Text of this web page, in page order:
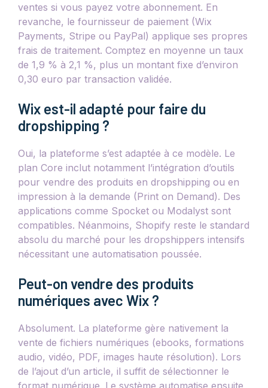
ventes si vous payez votre abonnement. En
revanche, le fournisseur de paiement (Wix
Payments, Stripe ou PayPal) applique ses propres
frais de traitement. Comptez en moyenne un taux
de 1,9 % à 2,1 %, plus un montant fixe d’environ
0,30 euro par transaction validée.
Wix est-il adapté pour faire du
dropshipping ?
Oui, la plateforme s’est adaptée à ce modèle. Le
plan Core inclut notamment l’intégration d’outils
pour vendre des produits en dropshipping ou en
impression à la demande (Print on Demand). Des
applications comme Spocket ou Modalyst sont
compatibles. Néanmoins, Shopify reste le standard
absolu du marché pour les dropshippers intensifs
nécessitant une automatisation poussée.
Peut-on vendre des produits
numériques avec Wix ?
Absolument. La plateforme gère nativement la
vente de fichiers numériques (ebooks, formations
audio, vidéo, PDF, images haute résolution). Lors
de l’ajout d’un article, il suffit de sélectionner le